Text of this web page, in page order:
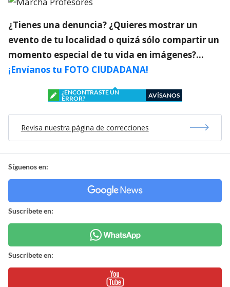
¿Tienes una denuncia? ¿Quieres mostrar un
evento de tu localidad o quizá sólo compartir un
momento especial de tu vida en imágenes?…
¡Envíanos tu FOTO CIUDADANA!
¿ENCONTRASTE UN
ERROR?
AVÍSANOS
Revisa nuestra página de correcciones
Síguenos en:
Suscríbete en:
Suscríbete en: